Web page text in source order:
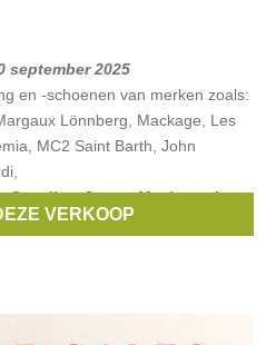
september 2025
en -schoenen van merken zoals:
Lönnberg, Mackage, Les
MC2 Saint Barth, John
Smedley,Jucca,Mackage,Les
VERKOOP